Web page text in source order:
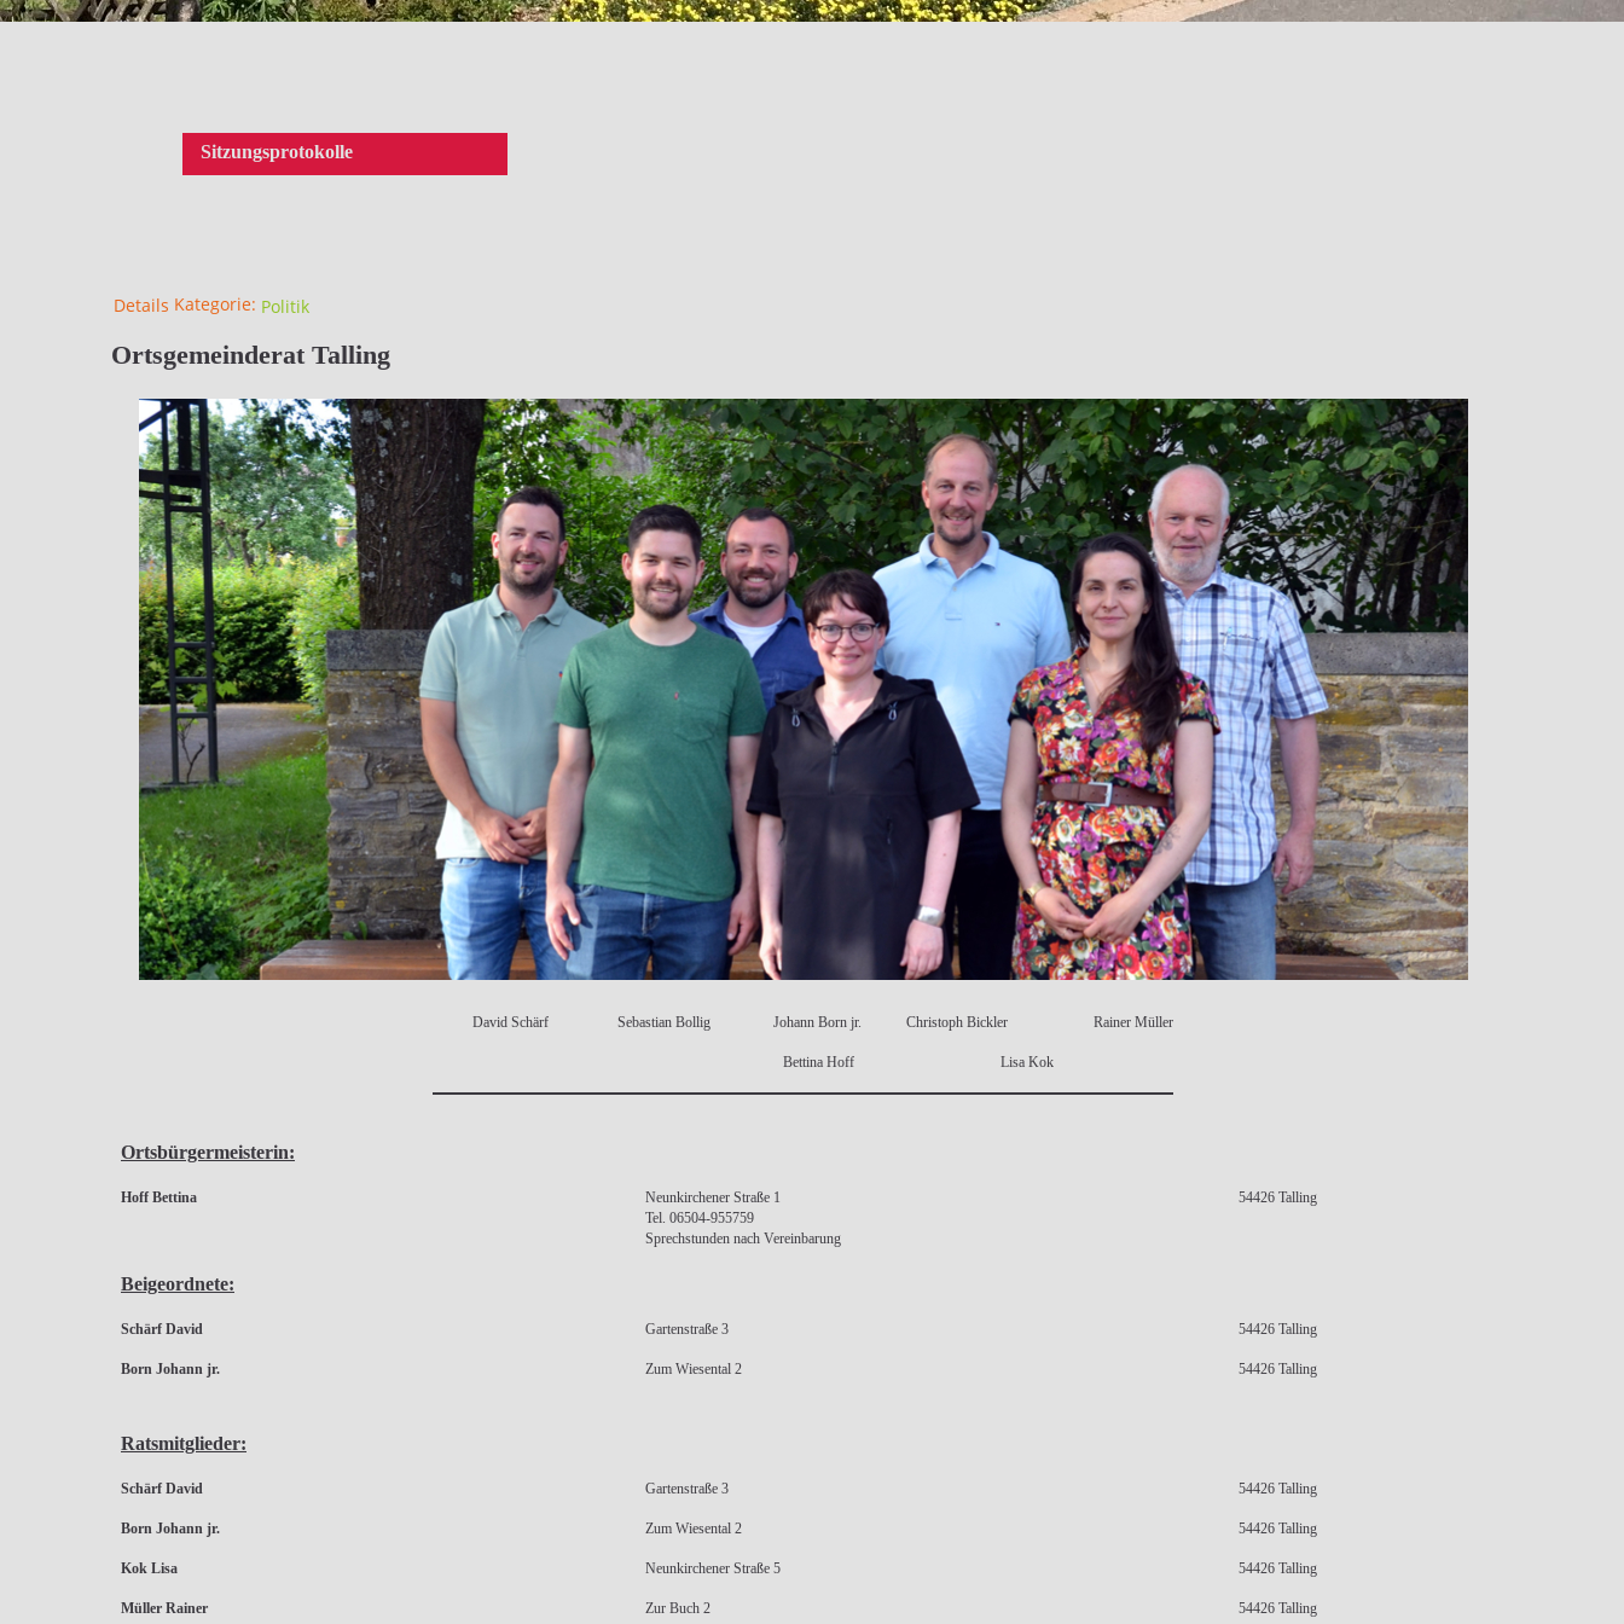
Sitzungsprotokolle
Details Kategorie: Politik
Ortsgemeinderat Talling
David Schärf Sebastian Bollig Johann Born jr. Christoph Bickler Rainer Müller
Bettina Hoff Lisa Kok
Ortsbürgermeisterin:
Hoff Bettina
Neunkirchener Straße 1
Tel. 06504-955759
Sprechstunden nach Vereinbarung
54426 Talling
Beigeordnete:
Schärf David Gartenstraße 3 54426 Talling
Born Johann jr. Zum Wiesental 2 54426 Talling
Ratsmitglieder:
Schärf David Gartenstraße 3 54426 Talling
Born Johann jr. Zum Wiesental 2 54426 Talling
Kok Lisa Neunkirchener Straße 5 54426 Talling
Müller Rainer Zur Buch 2 54426 Talling